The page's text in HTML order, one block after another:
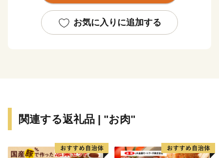
自然と歴史が織り成す直方市。あなたの温かいご支援
お気に入りに追加する
関連する返礼品 | "お肉"